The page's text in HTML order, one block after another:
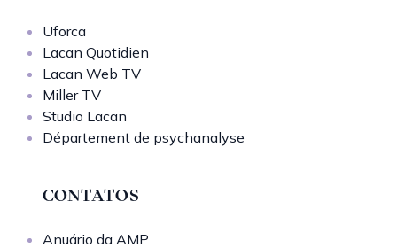
Uforca
Lacan Quotidien
Lacan Web TV
Miller TV
Studio Lacan
Département de psychanalyse
CONTATOS
Anuário da AMP